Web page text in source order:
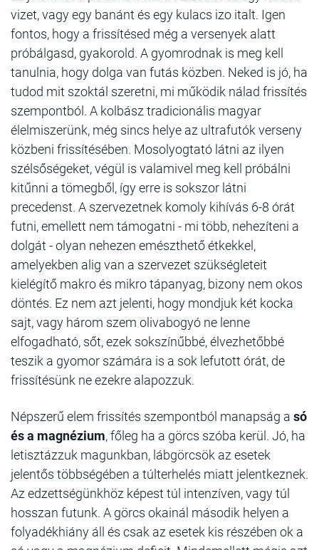
vizet, vagy egy banánt és egy kulacs izo italt. Igen
fontos, hogy a frissítésed még a versenyek alatt
próbálgasd, gyakorold. A gyomrodnak is meg kell
tanulnia, hogy dolga van futás közben. Neked is jó, ha
tudod mit szoktál szeretni, mi működik nálad frissítés
szempontból. A kolbász tradicionális magyar
élelmiszerünk, még sincs helye az ultrafutók verseny
közbeni frissítésében. Mosolyogtató látni az ilyen
szélsőségeket, végül is valamivel meg kell próbálni
kitűnni a tömegből, így erre is sokszor látni
precedenst. A szervezetnek komoly kihívás 6-8 órát
futni, emellett nem támogatni - mi több, nehezíteni a
dolgát - olyan nehezen emészthető étkekkel,
amelyekben alig van a szervezet szükségleteit
kielégítő makro és mikro tápanyag, bizony nem okos
döntés. Ez nem azt jelenti, hogy mondjuk két kocka
sajt, vagy három szem olivabogyó ne lenne
elfogadható, sőt, ezek sokszínűbbé, élvezhetőbbé
teszik a gyomor számára is a sok lefutott órát, de
frissítésünk ne ezekre alapozzuk.
Népszerű elem frissítés szempontból manapság a só
és a magnézium, főleg ha a görcs szóba kerül. Jó, ha
letisztázzuk magunkban, lábgörcsök az esetek
jelentős többségében a túlterhelés miatt jelentkeznek.
Az edzettségünkhöz képest túl intenzíven, vagy túl
hosszan futunk. A görcs okainál második helyen a
folyadékhiány áll és csak az esetek kis részében ok a